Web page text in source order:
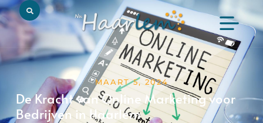
MAART 5, 2024
De Kracht van Online Marketing voor
Bedrijven in Haarlem